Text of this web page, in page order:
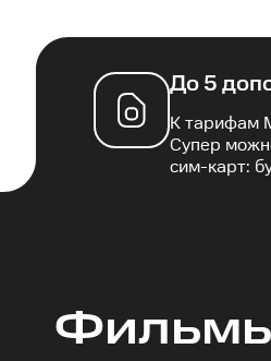
До 5
К тарифам
Супер
сим-карт: